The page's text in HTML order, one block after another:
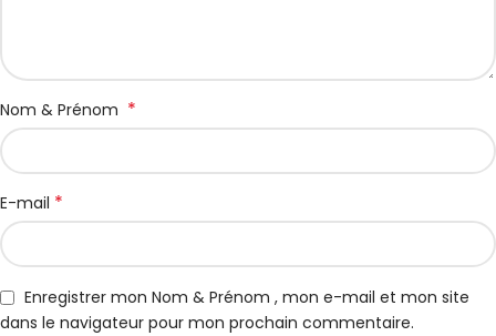
Nom & Prénom *
E-mail *
Enregistrer mon Nom & Prénom , mon e-mail et mon site
dans le navigateur pour mon prochain commentaire.